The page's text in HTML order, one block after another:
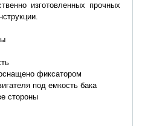
изготовленных прочных
фиксатором
под емкость бака
стороны